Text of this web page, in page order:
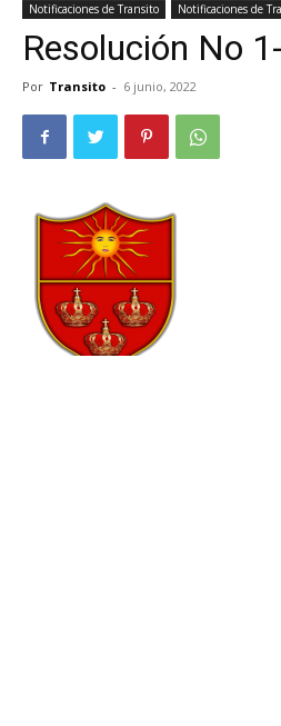
Notificaciones de Transito Notificaciones de
Resolución No
Por Transito - 6 junio, 2022